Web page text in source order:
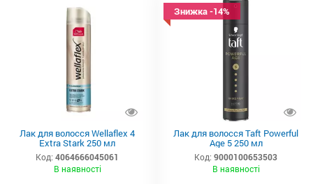
Лак для волосся Wellaflex 4
Extra Stark 250 мл
Код: 4064666045061
В наявності
Знижка -14%
Лак для волосся Taft Powerful
Age 5 250 мл
Код: 9000100653503
В наявності